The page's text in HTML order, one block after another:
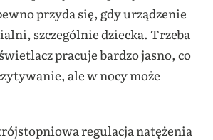
przyda się, gdy urządzenie
szczególnie dziecka. Trzeba
pracuje bardzo jasno, co
ale w nocy może
regulacja natężenia